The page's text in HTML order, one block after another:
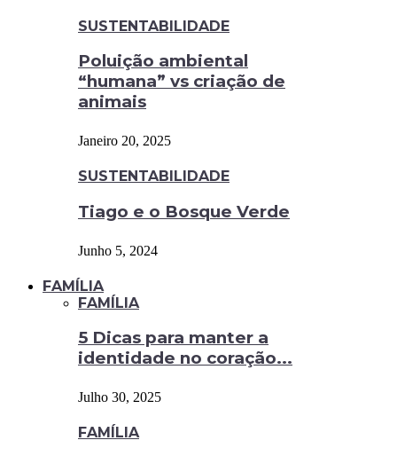
SUSTENTABILIDADE
Poluição ambiental
“humana” vs criação de
animais
Janeiro 20, 2025
SUSTENTABILIDADE
Tiago e o Bosque Verde
Junho 5, 2024
FAMÍLIA
FAMÍLIA
5 Dicas para manter a
identidade no coração...
Julho 30, 2025
FAMÍLIA